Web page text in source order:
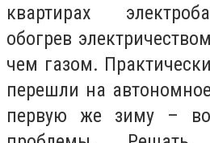
квартирах
обогрев
чем газом.
перешли на
первую же зиму –